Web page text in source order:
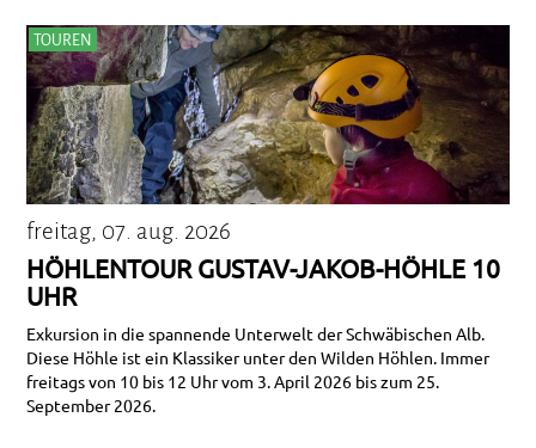
TOUREN
freitag, 07. aug. 2026
HÖHLENTOUR GUSTAV-JAKOB-HÖHLE 10
UHR
Exkursion in die spannende Unterwelt der Schwäbischen Alb.
Diese Höhle ist ein Klassiker unter den Wilden Höhlen. Immer
freitags von 10 bis 12 Uhr vom 3. April 2026 bis zum 25.
September 2026.